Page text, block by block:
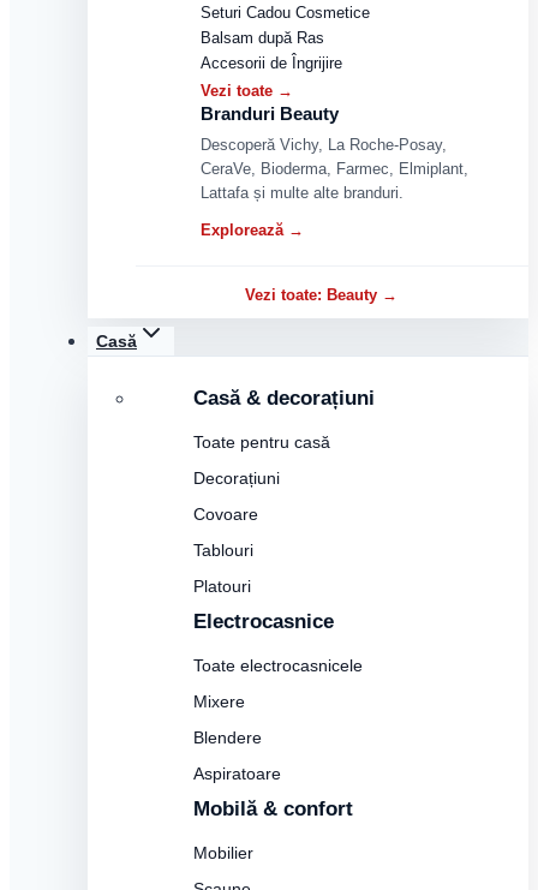
Seturi Cadou Cosmetice
Balsam după Ras
Accesorii de Îngrijire
Vezi toate →
Branduri Beauty
Descoperă Vichy, La Roche-Posay,
CeraVe, Bioderma, Farmec, Elmiplant,
Lattafa și multe alte branduri.
Explorează →
Vezi toate: Beauty →
Casă
Casă & decorațiuni
Toate pentru casă
Decorațiuni
Covoare
Tablouri
Platouri
Electrocasnice
Toate electrocasnicele
Mixere
Blendere
Aspiratoare
Mobilă & confort
Mobilier